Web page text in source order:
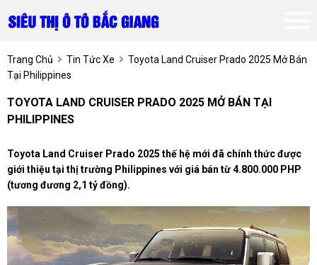
Trang Chủ Tin Tức Xe
Toyota Land Cruiser Prado 2025 Mở Bán
Tại Philippines
TOYOTA LAND CRUISER PRADO 2025 MỞ BÁN TẠI
PHILIPPINES
Toyota Land Cruiser Prado 2025 thế hệ mới đã chính thức được
giới thiệu tại thị trường Philippines với giá bán từ 4.800.000 PHP
(tương đương 2,1 tỷ đồng).